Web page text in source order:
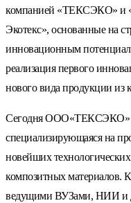
компанией «ТЕКСЭКО» и
Экотекс», основанные на
инновационным
реализация первого
нового вида продукции
Сегодня ООО«ТЕКСЭКО»
специализирующаяся на
новейших
композитных материалов.
ведущими ВУЗами, НИИ и